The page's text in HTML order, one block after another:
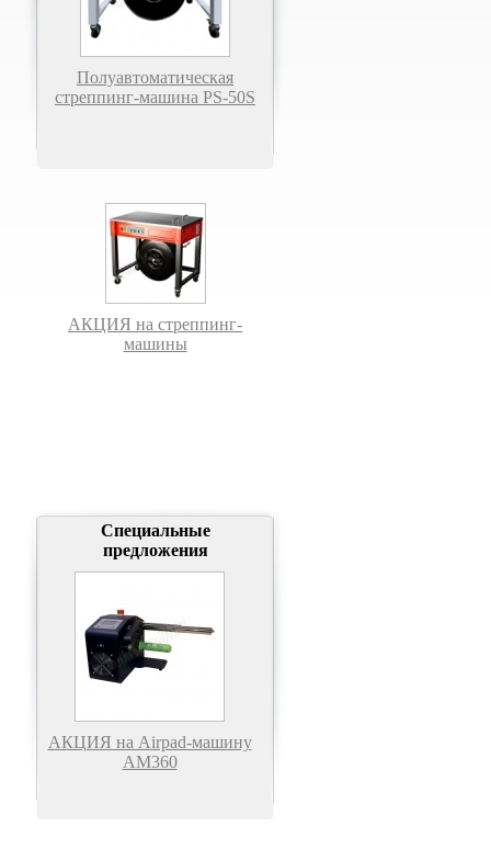
Полуавтоматическая
стреппинг-машина PS-50S
АКЦИЯ на стреппинг-
машины
Специальные
предложения
АКЦИЯ на Airpad-машину
АМ360